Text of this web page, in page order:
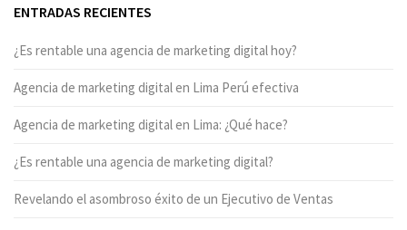
ENTRADAS RECIENTES
¿Es rentable una agencia de marketing digital hoy?
Agencia de marketing digital en Lima Perú efectiva
Agencia de marketing digital en Lima: ¿Qué hace?
¿Es rentable una agencia de marketing digital?
Revelando el asombroso éxito de un Ejecutivo de Ventas